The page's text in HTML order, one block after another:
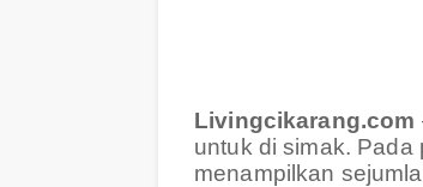
Livingcikarang.com
untuk di simak.
menampilkan